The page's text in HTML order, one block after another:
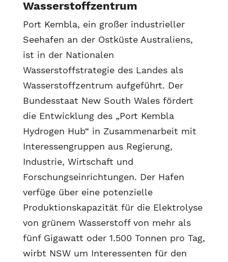
Wasserstoffzentrum
Port Kembla, ein großer industrieller
Seehafen an der Ostküste Australiens,
ist in der Nationalen
Wasserstoffstrategie des Landes als
Wasserstoffzentrum aufgeführt. Der
Bundesstaat New South Wales fördert
die Entwicklung des „Port Kembla
Hydrogen Hub“ in Zusammenarbeit mit
Interessengruppen aus Regierung,
Industrie, Wirtschaft und
Forschungseinrichtungen. Der Hafen
verfüge über eine potenzielle
Produktionskapazität für die Elektrolyse
von grünem Wasserstoff von mehr als
fünf Gigawatt oder 1.500 Tonnen pro Tag,
wirbt NSW um Interessenten für den